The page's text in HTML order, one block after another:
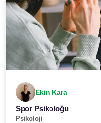
Ekin Kara
Spor Psikoloğu
Psikoloji